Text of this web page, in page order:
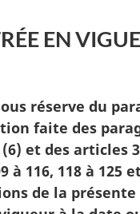
défense
du
la
défense
EN
réserve du
faite des
et des articles
à 116, 118 à 125
de la